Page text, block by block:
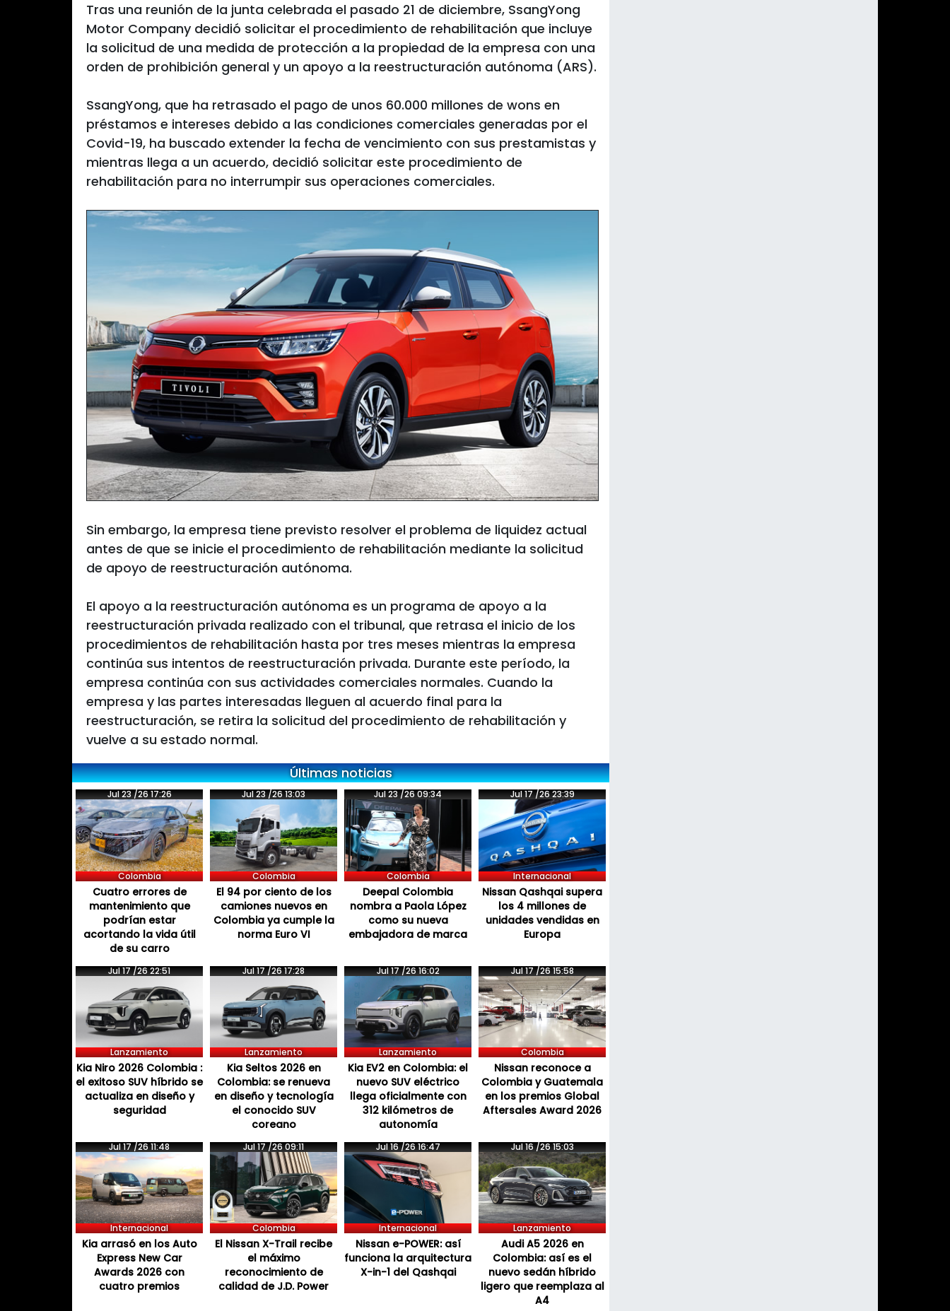
Tras una reunión de la junta celebrada el pasado 21 de diciembre, SsangYong
Motor Company decidió solicitar el procedimiento de rehabilitación que incluye
la solicitud de una medida de protección a la propiedad de la empresa con una
orden de prohibición general y un apoyo a la reestructuración autónoma (ARS).
SsangYong, que ha retrasado el pago de unos 60.000 millones de wons en
préstamos e intereses debido a las condiciones comerciales generadas por el
Covid-19, ha buscado extender la fecha de vencimiento con sus prestamistas y
mientras llega a un acuerdo, decidió solicitar este procedimiento de
rehabilitación para no interrumpir sus operaciones comerciales.
Sin embargo, la empresa tiene previsto resolver el problema de liquidez actual
antes de que se inicie el procedimiento de rehabilitación mediante la solicitud
de apoyo de reestructuración autónoma.
El apoyo a la reestructuración autónoma es un programa de apoyo a la
reestructuración privada realizado con el tribunal, que retrasa el inicio de los
procedimientos de rehabilitación hasta por tres meses mientras la empresa
continúa sus intentos de reestructuración privada. Durante este período, la
empresa continúa con sus actividades comerciales normales. Cuando la
empresa y las partes interesadas lleguen al acuerdo final para la
reestructuración, se retira la solicitud del procedimiento de rehabilitación y
vuelve a su estado normal.
Últimas noticias
Jul 23 /26 17:26
Colombia
Cuatro errores de
mantenimiento que
podrían estar
acortando la vida útil
de su carro
Jul 23 /26 13:03
Colombia
El 94 por ciento de los
camiones nuevos en
Colombia ya cumple la
norma Euro VI
Jul 23 /26 09:34
Colombia
Deepal Colombia
nombra a Paola López
como su nueva
embajadora de marca
Jul 17 /26 23:39
Internacional
Nissan Qashqai supera
los 4 millones de
unidades vendidas en
Europa
Jul 17 /26 22:51
Lanzamiento
Kia Niro 2026 Colombia :
el exitoso SUV híbrido se
actualiza en diseño y
seguridad
Jul 17 /26 17:28
Lanzamiento
Kia Seltos 2026 en
Colombia: se renueva
en diseño y tecnología
el conocido SUV
coreano
Jul 17 /26 16:02
Lanzamiento
Kia EV2 en Colombia: el
nuevo SUV eléctrico
llega oficialmente con
312 kilómetros de
autonomía
Jul 17 /26 15:58
Colombia
Nissan reconoce a
Colombia y Guatemala
en los premios Global
Aftersales Award 2026
Jul 17 /26 11:48
Internacional
Kia arrasó en los Auto
Express New Car
Awards 2026 con
cuatro premios
Jul 17 /26 09:11
Colombia
El Nissan X-Trail recibe
el máximo
reconocimiento de
calidad de J.D. Power
Jul 16 /26 16:47
Internacional
Nissan e-POWER: así
funciona la arquitectura
X-in-1 del Qashqai
Jul 16 /26 15:03
Lanzamiento
Audi A5 2026 en
Colombia: así es el
nuevo sedán híbrido
ligero que reemplaza al
A4